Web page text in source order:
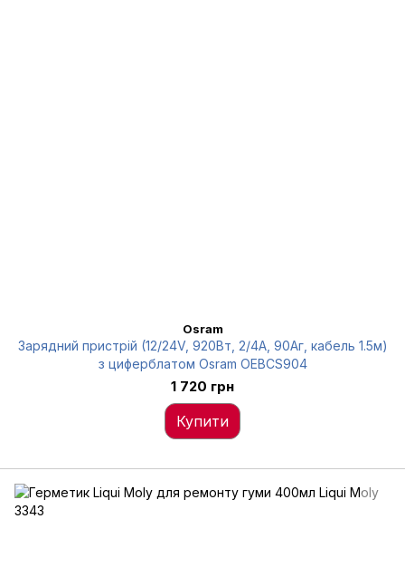
Osram
Зарядний пристрій (12/24V, 920Вт, 2/4А, 90Аг, кабель 1.5м)
з циферблатом Osram OEBCS904
1 720 грн
Купити